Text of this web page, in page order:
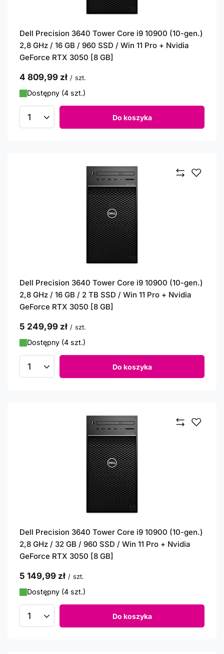
Dell Precision 3640 Tower Core i9 10900 (10-gen.)
2,8 GHz / 16 GB / 960 SSD / Win 11 Pro + Nvidia
GeForce RTX 3050 [8 GB]
4 809,99 zł / szt.
Dostępny (4 szt.)
Ilość produktów Do koszyka
Dell Precision 3640 Tower Core i9 10900 (10-gen.)
2,8 GHz / 16 GB / 2 TB SSD / Win 11 Pro + Nvidia
GeForce RTX 3050 [8 GB]
5 249,99 zł / szt.
Dostępny (4 szt.)
Ilość produktów Do koszyka
Dell Precision 3640 Tower Core i9 10900 (10-gen.)
2,8 GHz / 32 GB / 960 SSD / Win 11 Pro + Nvidia
GeForce RTX 3050 [8 GB]
5 149,99 zł / szt.
Dostępny (4 szt.)
Ilość produktów Do koszyka